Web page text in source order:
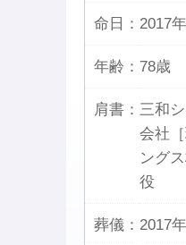
命日： 2017
年齢： 78歳
肩書： 三和
会社
ング
役
葬儀： 2017